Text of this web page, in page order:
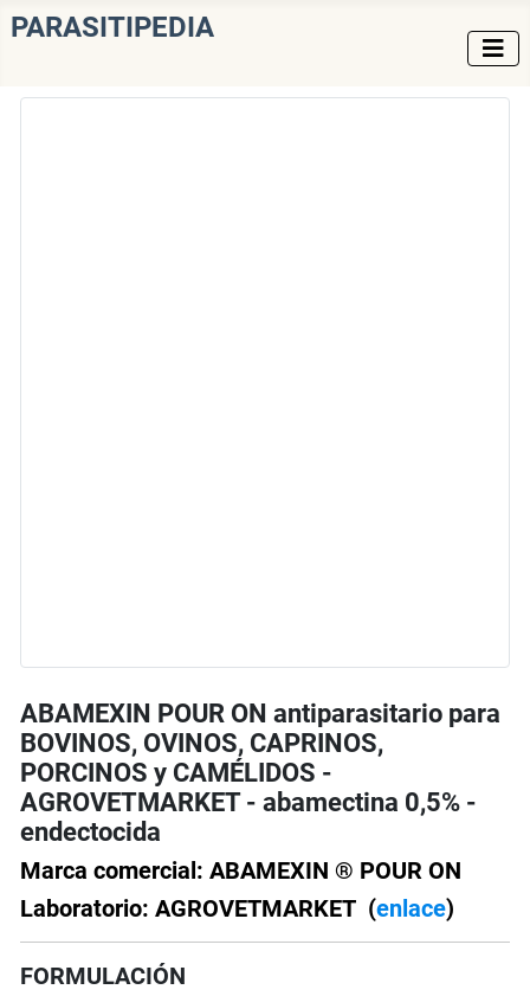
PARASITIPEDIA
ABAMEXIN POUR ON antiparasitario para
BOVINOS, OVINOS, CAPRINOS,
PORCINOS y CAMÉLIDOS -
AGROVETMARKET - abamectina 0,5% -
endectocida
Marca comercial: ABAMEXIN ® POUR ON
Laboratorio: AGROVETMARKET (enlace)
FORMULACIÓN